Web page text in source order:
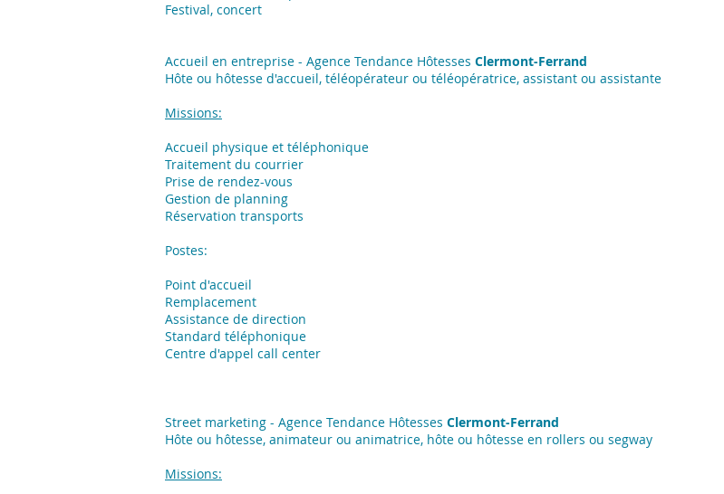
Festival, concert
Accueil en entreprise - Agence Tendance Hôtesses Clermont-Ferrand
Hôte ou hôtesse d'accueil, téléopérateur ou téléopératrice, assistant ou assistante
Missions:
Accueil physique et téléphonique
Traitement du courrier
Prise de rendez-vous
Gestion de planning
Réservation transports
Postes:
Point d'accueil
Remplacement
Assistance de direction
Standard téléphonique
Centre d'appel call center
Street marketing - Agence Tendance Hôtesses Clermont-Ferrand
Hôte ou hôtesse, animateur ou animatrice, hôte ou hôtesse en rollers ou segway
Missions: